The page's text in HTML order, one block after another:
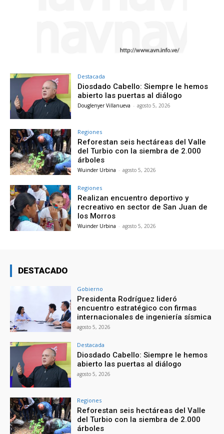
Destacada
Diosdado Cabello: Siempre le hemos
abierto las puertas al diálogo
Douglenyer Villanueva - agosto 5, 2026
Regiones
Reforestan seis hectáreas del Valle
del Turbio con la siembra de 2.000
árboles
Wuinder Urbina - agosto 5, 2026
Regiones
Realizan encuentro deportivo y
recreativo en sector de San Juan de
los Morros
Wuinder Urbina - agosto 5, 2026
DESTACADO
Gobierno
Presidenta Rodríguez lideró
encuentro estratégico con firmas
internacionales de ingeniería sísmica
agosto 5, 2026
Destacada
Diosdado Cabello: Siempre le hemos
abierto las puertas al diálogo
agosto 5, 2026
Regiones
Reforestan seis hectáreas del Valle
del Turbio con la siembra de 2.000
árboles